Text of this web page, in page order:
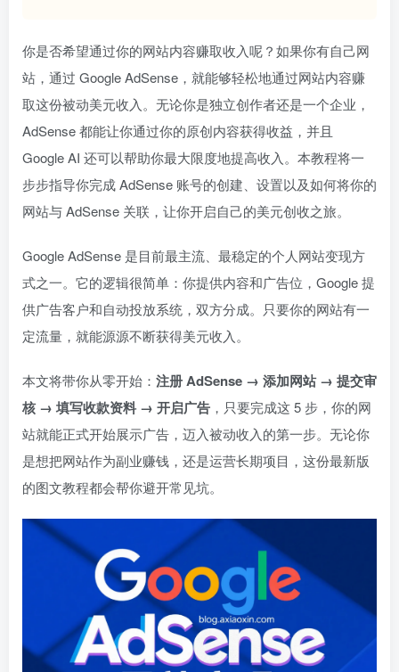
你是否希望通过你的网站内容赚取收入呢？如果你有自己网
站，通过 Google AdSense，就能够轻松地通过网站内容赚
取这份被动美元收入。无论你是独立创作者还是一个企业，
AdSense 都能让你通过你的原创内容获得收益，并且
Google AI 还可以帮助你最大限度地提高收入。本教程将一
步步指导你完成 AdSense 账号的创建、设置以及如何将你的
网站与 AdSense 关联，让你开启自己的美元创收之旅。
Google AdSense 是目前最主流、最稳定的个人网站变现方
式之一。它的逻辑很简单：你提供内容和广告位，Google 提
供广告客户和自动投放系统，双方分成。只要你的网站有一
定流量，就能源源不断获得美元收入。
本文将带你从零开始： 注册 AdSense → 添加网站 → 提交审
核 → 填写收款资料 → 开启广告 ，只要完成这 5 步，你的网
站就能正式开始展示广告，迈入被动收入的第一步。无论你
是想把网站作为副业赚钱，还是运营长期项目，这份最新版
的图文教程都会帮你避开常见坑。